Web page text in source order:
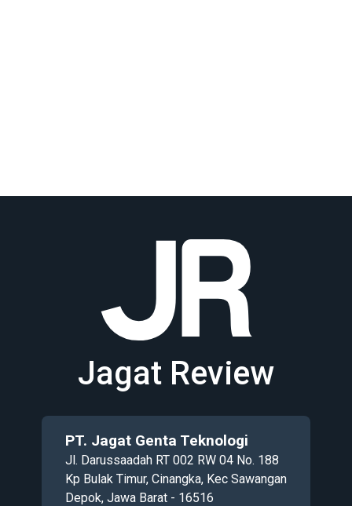
Jagat Review
PT. Jagat Genta Teknologi
Jl. Darussaadah RT 002 RW 04 No. 188
Kp Bulak Timur, Cinangka, Kec Sawangan
Depok, Jawa Barat - 16516